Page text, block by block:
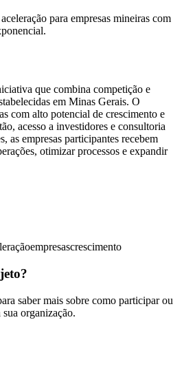
para empresas mineiras com
que combina competição e
em Minas Gerais. O
com alto potencial de crescimento e
acesso a investidores e consultoria
as empresas participantes recebem
otimizar processos e expandir
empresascrescimento
saber mais sobre como participar ou
organização.